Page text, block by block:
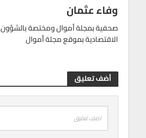
وفاء عثمان
صحفية بمجلة أموال ومختصة بالشؤون
الاقتصادية بموقع مجلة أموال
أضف تعليق
اضف تعليق